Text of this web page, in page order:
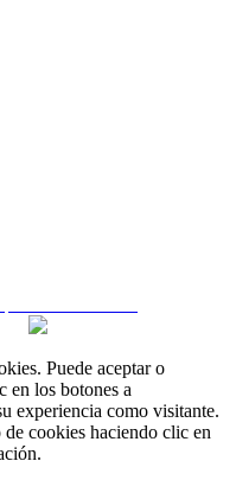
Puede aceptar o
en los botones a
experiencia como visitante.
cookies haciendo clic en